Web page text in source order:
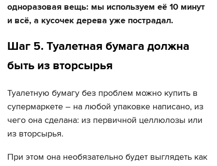
одноразовая вещь: мы используем её 10 минут
и всё, а кусочек дерева уже пострадал.
Шаг 5. Туалетная бумага должна
быть из вторсырья
Туалетную бумагу без проблем можно купить в
супермаркете – на любой упаковке написано, из
чего она сделана: из первичной целлюлозы или
из вторсырья.
При этом она необязательно будет выглядеть как